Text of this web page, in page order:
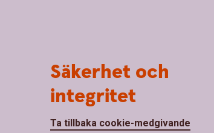
Säkerhet och
integritet
Ta tillbaka cookie-medgivande